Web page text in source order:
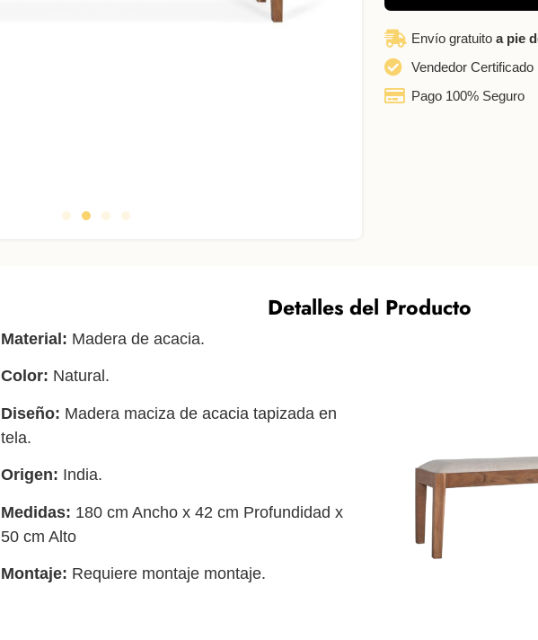
Envío gratuitoa pie
Vendedor Certificado
Pago 100% Seguro
Detalles del Producto
Material: Madera de acacia.
Color: Natural.
Diseño: Madera maciza de acacia tapizada en
tela.
Origen: India.
Medidas: 180 cm Ancho x 42 cm Profundidad x
50 cm Alto
Montaje: Requiere montaje montaje.